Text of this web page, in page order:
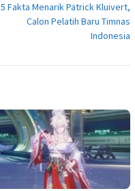
5 Fakta Menarik Patrick Kluivert,
Calon Pelatih Baru Timnas
Indonesia